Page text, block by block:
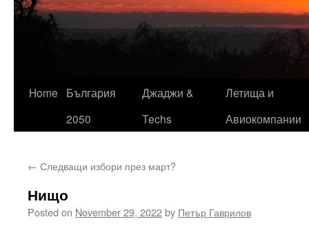
Skip
Home
България
2050
Джаджи &
Techs
Летища и
Авиокомпании
← Следващи избори през март?
Нищо
Posted on November 29, 2022by Петър Гаврилов